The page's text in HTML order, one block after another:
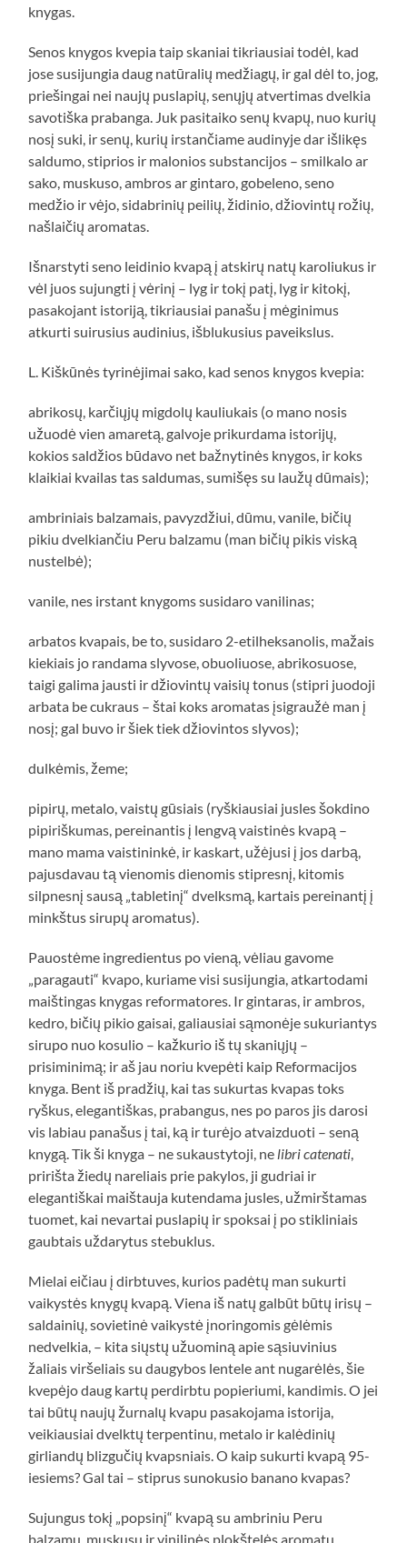
knygas.
Senos knygos kvepia taip skaniai tikriausiai todėl, kad
jose susijungia daug natūralių medžiagų, ir gal dėl to, jog,
priešingai nei naujų puslapių, senųjų atvertimas dvelkia
savotiška prabanga. Juk pasitaiko senų kvapų, nuo kurių
nosį suki, ir senų, kurių irstančiame audinyje dar išlikęs
saldumo, stiprios ir malonios substancijos – smilkalo ar
sako, muskuso, ambros ar gintaro, gobeleno, seno
medžio ir vėjo, sidabrinių peilių, židinio, džiovintų rožių,
našlaičių aromatas.
Išnarstyti seno leidinio kvapą į atskirų natų karoliukus ir
vėl juos sujungti į vėrinį – lyg ir tokį patį, lyg ir kitokį,
pasakojant istoriją, tikriausiai panašu į mėginimus
atkurti suirusius audinius, išblukusius paveikslus.
L. Kiškūnės tyrinėjimai sako, kad senos knygos kvepia:
abrikosų, karčiųjų migdolų kauliukais (o mano nosis
užuodė vien amaretą, galvoje prikurdama istorijų,
kokios saldžios būdavo net bažnytinės knygos, ir koks
klaikiai kvailas tas saldumas, sumišęs su laužų dūmais);
ambriniais balzamais, pavyzdžiui, dūmu, vanile, bičių
pikiu dvelkiančiu Peru balzamu (man bičių pikis viską
nustelbė);
vanile, nes irstant knygoms susidaro vanilinas;
arbatos kvapais, be to, susidaro 2-etilheksanolis, mažais
kiekiais jo randama slyvose, obuoliuose, abrikosuose,
taigi galima jausti ir džiovintų vaisių tonus (stipri juodoji
arbata be cukraus – štai koks aromatas įsigraužė man į
nosį; gal buvo ir šiek tiek džiovintos slyvos);
dulkėmis, žeme;
pipirų, metalo, vaistų gūsiais (ryškiausiai jusles šokdino
pipiriškumas, pereinantis į lengvą vaistinės kvapą –
mano mama vaistininkė, ir kaskart, užėjusi į jos darbą,
pajusdavau tą vienomis dienomis stipresnį, kitomis
silpnesnį sausą „tabletinį“ dvelksmą, kartais pereinantį į
minkštus sirupų aromatus).
Pauostėme ingredientus po vieną, vėliau gavome
„paragauti“ kvapo, kuriame visi susijungia, atkartodami
maištingas knygas reformatores. Ir gintaras, ir ambros,
kedro, bičių pikio gaisai, galiausiai sąmonėje sukuriantys
sirupo nuo kosulio – kažkurio iš tų skaniųjų –
prisiminimą; ir aš jau noriu kvepėti kaip Reformacijos
knyga. Bent iš pradžių, kai tas sukurtas kvapas toks
ryškus, elegantiškas, prabangus, nes po paros jis darosi
vis labiau panašus į tai, ką ir turėjo atvaizduoti – seną
knygą. Tik ši knyga – ne sukaustytoji, ne libri catenati,
pririšta žiedų nareliais prie pakylos, ji gudriai ir
elegantiškai maištauja kutendama jusles, užmirštamas
tuomet, kai nevartai puslapių ir spoksai į po stikliniais
gaubtais uždarytus stebuklus.
Mielai eičiau į dirbtuves, kurios padėtų man sukurti
vaikystės knygų kvapą. Viena iš natų galbūt būtų irisų –
saldainių, sovietinė vaikystė įnoringomis gėlėmis
nedvelkia, – kita siųstų užuominą apie sąsiuvinius
žaliais viršeliais su daugybos lentele ant nugarėlės, šie
kvepėjo daug kartų perdirbtu popieriumi, kandimis. O jei
tai būtų naujų žurnalų kvapu pasakojama istorija,
veikiausiai dvelktų terpentinu, metalo ir kalėdinių
girliandų blizgučių kvapsniais. O kaip sukurti kvapą 95-
iesiems? Gal tai – stiprus sunokusio banano kvapas?
Sujungus tokį „popsinį“ kvapą su ambriniu Peru
balzamu, muskusu ir vinilinės plokštelės aromatu,